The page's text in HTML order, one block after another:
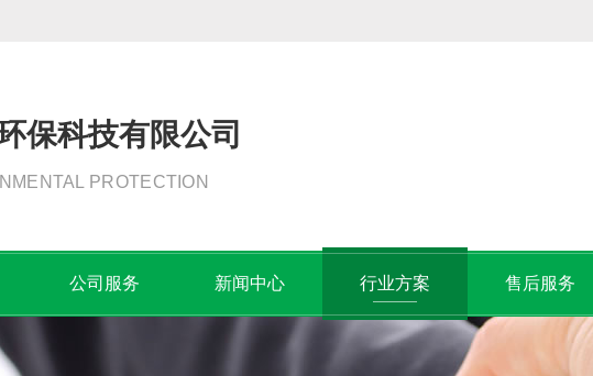
保科技有限公司
PROTECTION
公司服务 新闻中心 行业方案 售后服务